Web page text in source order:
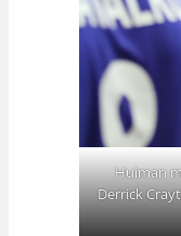
Huiman
Derrick